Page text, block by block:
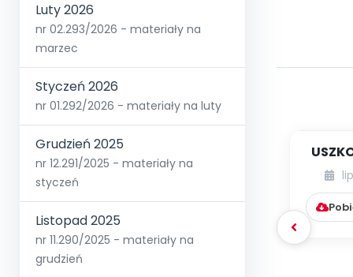
Luty 2026
nr 02.293/2026 - materiały na
marzec
Styczeń 2026
nr 01.292/2026 - materiały na luty
Grudzień 2025
nr 12.291/2025 - materiały na
styczeń
Listopad 2025
nr 11.290/2025 - materiały na
grudzień